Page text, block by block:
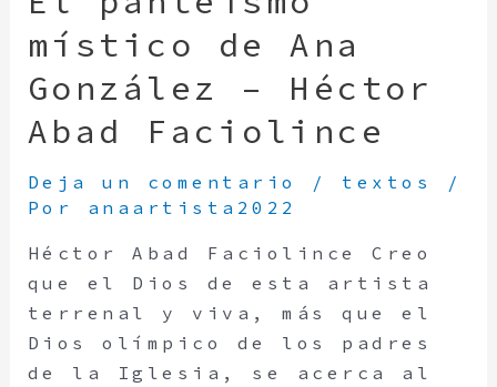
místico de Ana
González – Héctor
Abad Faciolince
Deja un comentario / textos
/
Por anaartista2022
Héctor Abad Faciolince Creo
que el Dios de esta artista
terrenal y viva, más que el
Dios olímpico de los padres
de la Iglesia, se acerca al